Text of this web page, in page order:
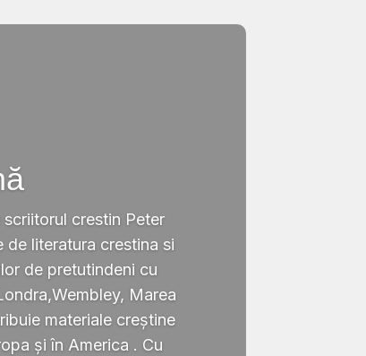
crestin Peter
literatura crestina si
de pretutindeni cu
Marea
materiale creștine
și în America . Cu